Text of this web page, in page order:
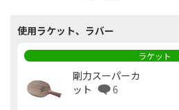
使用ラケット、ラバー
ラケット
剛力スーパーカ
ット
6